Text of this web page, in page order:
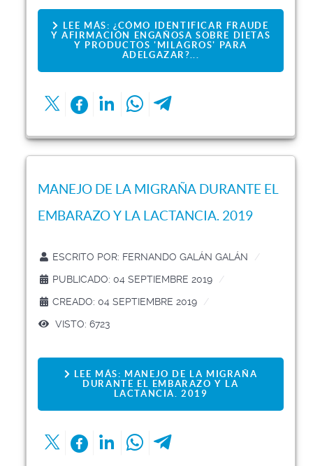
LEE MÁS: ¿CÓMO IDENTIFICAR FRAUDE
Y AFIRMACIÓN ENGAÑOSA SOBRE DIETAS
Y PRODUCTOS 'MILAGROS' PARA
ADELGAZAR?...
MANEJO DE LA MIGRAÑA DURANTE EL
EMBARAZO Y LA LACTANCIA. 2019
ESCRITO POR: FERNANDO GALÁN GALÁN
PUBLICADO: 04 SEPTIEMBRE 2019
CREADO: 04 SEPTIEMBRE 2019
VISTO: 6723
LEE MÁS: MANEJO DE LA MIGRAÑA
DURANTE EL EMBARAZO Y LA
LACTANCIA. 2019